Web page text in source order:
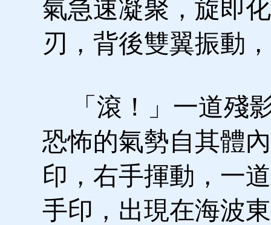
氣急速凝聚，旋即
刃，背後雙翼振動
「滾！」一道殘
恐怖的氣勢自其體
印，右手揮動，一
手印，出現在海波